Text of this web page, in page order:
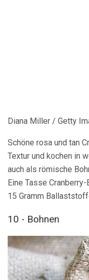
Diana Miller / Getty
Schöne rosa und tan
Textur und kochen in
auch als römische
Eine Tasse
15 Gramm
10 - Bohnen